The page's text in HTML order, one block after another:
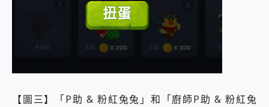
【圖三】「P助 & 粉紅兔兔」和「廚師P助 & 粉紅兔